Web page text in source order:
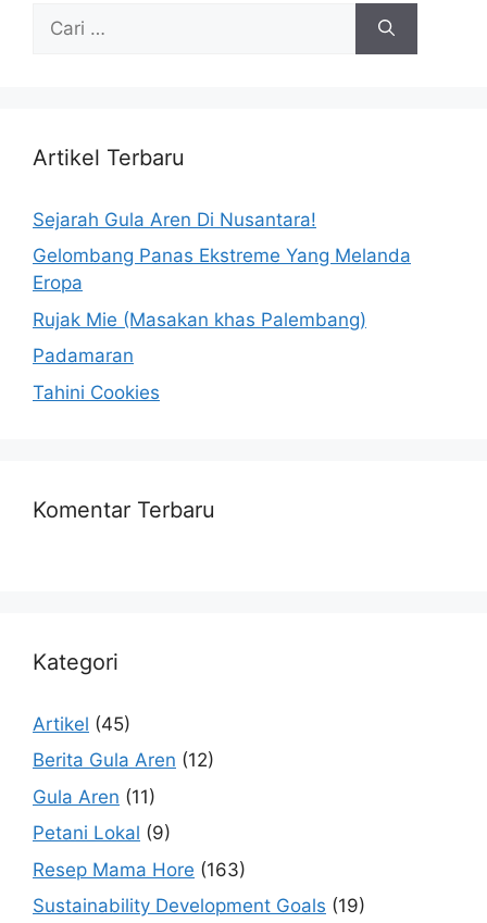
Artikel Terbaru
Sejarah Gula Aren Di Nusantara!
Gelombang Panas Ekstreme Yang Melanda
Eropa
Rujak Mie (Masakan khas Palembang)
Padamaran
Tahini Cookies
Komentar Terbaru
Kategori
Artikel (45)
Berita Gula Aren (12)
Gula Aren (11)
Petani Lokal (9)
Resep Mama Hore (163)
Sustainability Development Goals (19)